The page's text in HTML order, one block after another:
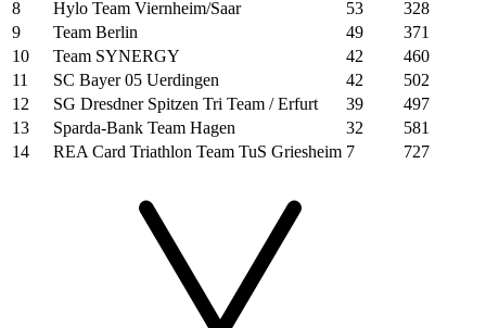
8
Hylo Team Viernheim/Saar 53
328
9
Team Berlin 49
371
10
Team SYNERGY 42
460
11
SC Bayer 05 Uerdingen 42
502
12
SG Dresdner Spitzen Tri Team / Erfurt 39
497
13
Sparda-Bank Team Hagen 32
581
14
REA Card Triathlon Team TuS Griesheim 7 727